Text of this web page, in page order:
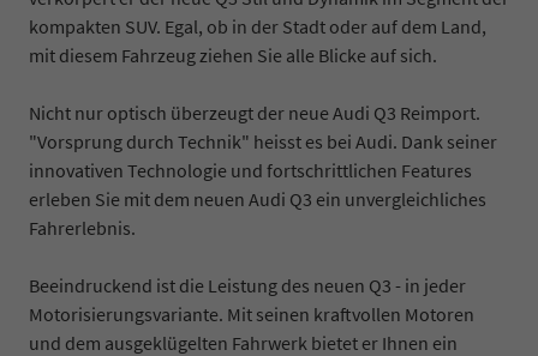
kompakten SUV. Egal, ob in der Stadt oder auf dem Land,
mit diesem Fahrzeug ziehen Sie alle Blicke auf sich.
Nicht nur optisch überzeugt der neue Audi Q3 Reimport.
"Vorsprung durch Technik" heisst es bei Audi. Dank seiner
innovativen Technologie und fortschrittlichen Features
erleben Sie mit dem neuen Audi Q3 ein unvergleichliches
Fahrerlebnis.
Beeindruckend ist die Leistung des neuen Q3 - in jeder
Motorisierungsvariante. Mit seinen kraftvollen Motoren
und dem ausgeklügelten Fahrwerk bietet er Ihnen ein